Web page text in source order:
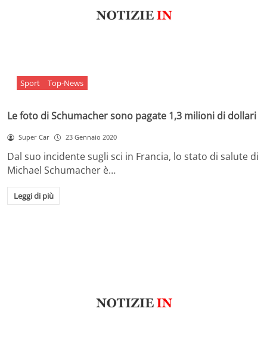
Sport Top-News
Le foto di Schumacher sono pagate 1,3 milioni di dollari
Super Car 23 Gennaio 2020
Dal suo incidente sugli sci in Francia, lo stato di salute di
Michael Schumacher è…
Leggi di più